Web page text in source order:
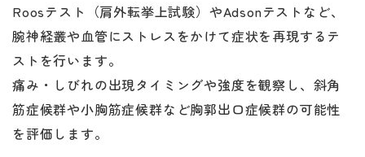
Roosテスト（肩外転挙上試験）やAdsonテストなど、
腕神経叢や血管にストレスをかけて症状を再現するテ
ストを行います。
痛み・しびれの出現タイミングや強度を観察し、斜角
筋症候群や小胸筋症候群など胸郭出口症候群の可能性
を評価します。